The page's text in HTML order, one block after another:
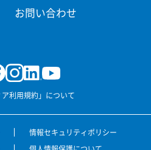
お問い合わせ
利用規約」について
情報セキュリティポリシー